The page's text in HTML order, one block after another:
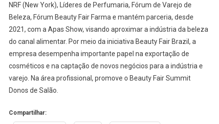
NRF (New York), Líderes de Perfumaria, Fórum de Varejo de
Beleza, Fórum Beauty Fair Farma e mantém parceria, desde
2021, com a Apas Show, visando aproximar a indústria da beleza
do canal alimentar. Por meio da iniciativa Beauty Fair Brazil, a
empresa desempenha importante papel na exportação de
cosméticos e na captação de novos negócios para a indústria e
varejo. Na área profissional, promove o Beauty Fair Summit
Donos de Salão.
Compartilhar: